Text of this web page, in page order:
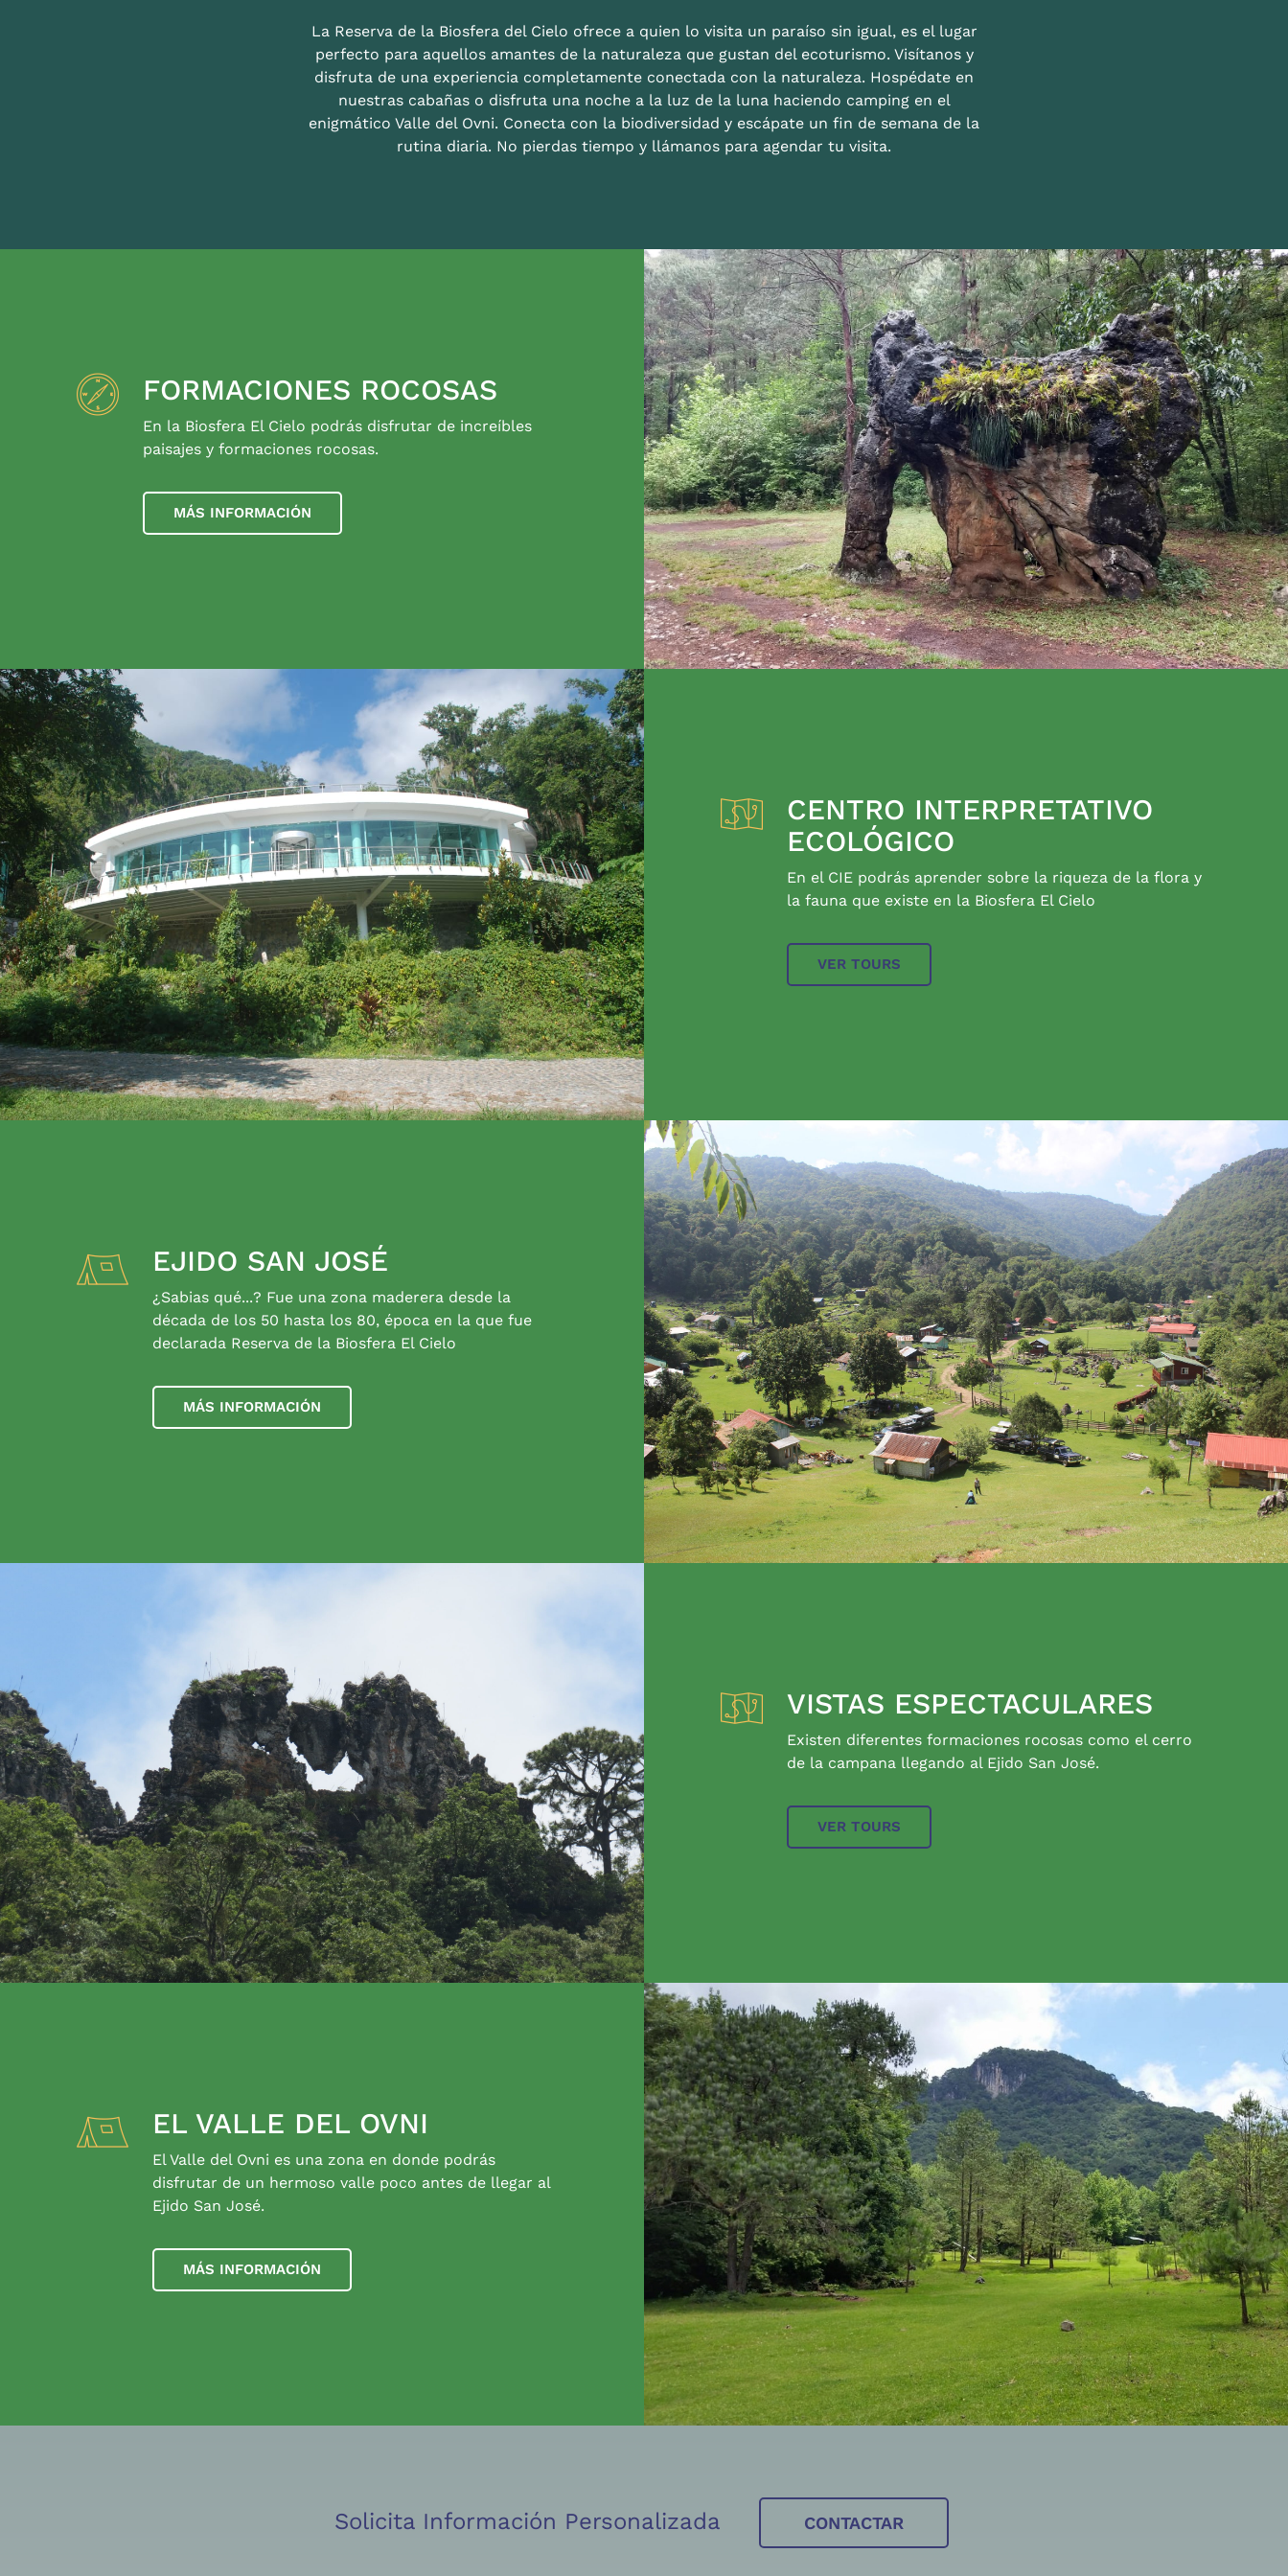
La Reserva de la Biosfera del Cielo ofrece a quien lo visita un paraíso sin igual, es el lugar
perfecto para aquellos amantes de la naturaleza que gustan del ecoturismo. Visítanos y
disfruta de una experiencia completamente conectada con la naturaleza. Hospédate en
nuestras cabañas o disfruta una noche a la luz de la luna haciendo camping en el
enigmático Valle del Ovni. Conecta con la biodiversidad y escápate un fin de semana de la
rutina diaria. No pierdas tiempo y llámanos para agendar tu visita.
FORMACIONES ROCOSAS
En la Biosfera El Cielo podrás disfrutar de increíbles
paisajes y formaciones rocosas.
MÁS INFORMACIÓN
CENTRO INTERPRETATIVO
ECOLÓGICO
En el CIE podrás aprender sobre la riqueza de la flora y
la fauna que existe en la Biosfera El Cielo
VER TOURS
EJIDO SAN JOSÉ
¿Sabias qué...? Fue una zona maderera desde la
década de los 50 hasta los 80, época en la que fue
declarada Reserva de la Biosfera El Cielo
MÁS INFORMACIÓN
VISTAS ESPECTACULARES
Existen diferentes formaciones rocosas como el cerro
de la campana llegando al Ejido San José.
VER TOURS
EL VALLE DEL OVNI
El Valle del Ovni es una zona en donde podrás
disfrutar de un hermoso valle poco antes de llegar al
Ejido San José.
MÁS INFORMACIÓN
Solicita Información Personalizada CONTACTAR